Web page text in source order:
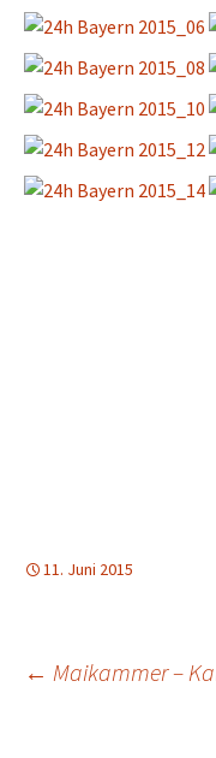
11. Juni 2015
← Maikammer –